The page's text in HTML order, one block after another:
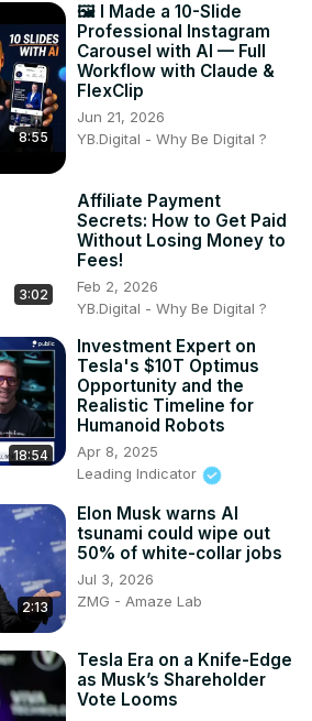
8:55
🖼️ I Made a 10-Slide
Professional Instagram
Carousel with AI — Full
Workflow with Claude &
FlexClip
Jun 21, 2026
YB.Digital - Why Be Digital ?
3:02
Affiliate Payment
Secrets: How to Get Paid
Without Losing Money to
Fees!
Feb 2, 2026
YB.Digital - Why Be Digital ?
18:54
Investment Expert on
Tesla's $10T Optimus
Opportunity and the
Realistic Timeline for
Humanoid Robots
Apr 8, 2025
Leading Indicator
2:13
Elon Musk warns AI
tsunami could wipe out
50% of white-collar jobs
Jul 3, 2026
ZMG - Amaze Lab
Tesla Era on a Knife-Edge
as Musk’s Shareholder
Vote Looms